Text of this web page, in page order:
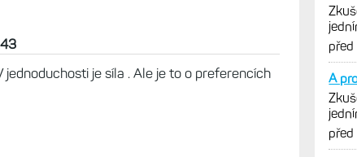
je síla . Ale je to o preferencích
před
A
před